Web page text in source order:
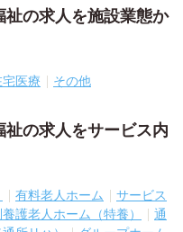
の求人を施設業態か
宅医療 その他
の求人をサービス内
有料老人ホーム
サービス
護老人ホーム（特養）
通